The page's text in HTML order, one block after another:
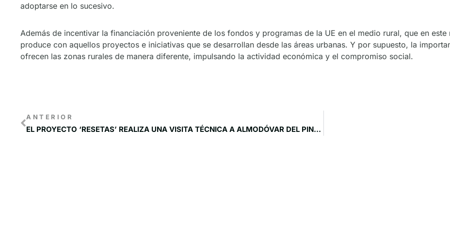
adoptarse en lo sucesivo.
Además de incentivar la financiación proveniente de los fondos y programas de la UE en el medio rural, que en
produce con aquellos proyectos e iniciativas que se desarrollan desde las áreas urbanas. Y por supuesto, la
ofrecen las zonas rurales de manera diferente, impulsando la actividad económica y el compromiso social.
ANTERIOR
EL PROYECTO ‘RESETAS’ REALIZA UNA VISITA TÉCNICA A ALMODÓVAR DEL PINAR